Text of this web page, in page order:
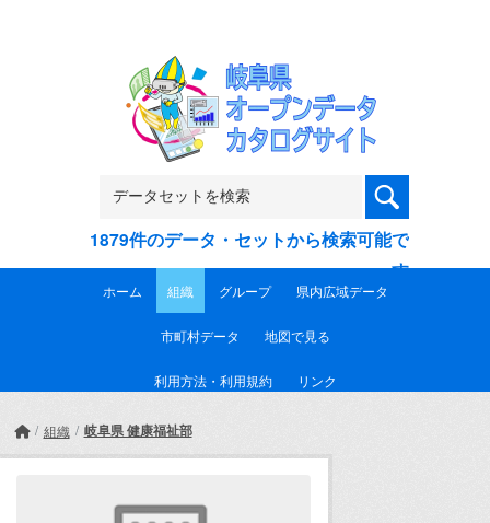
1879件のデータ・セットから検索可能で
す
ホーム 組織 グループ 県内広域データ
市町村データ 地図で見る
利用方法・利用規約 リンク
組織 岐阜県 健康福祉部